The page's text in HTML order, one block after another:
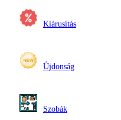
Szobák
Újdonság
Kiárusítás